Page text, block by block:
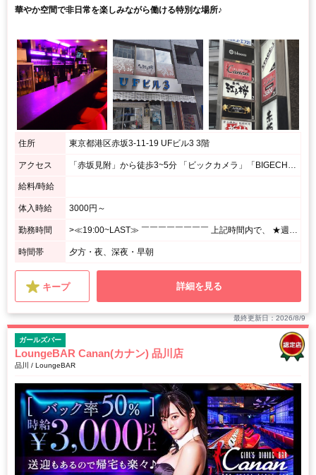
華やか空間で非日常を楽しみながら働ける特別な場所♪
住所 東京都港区赤坂3-11-19 UFビル3 3階
アクセス 「赤坂見附」から徒歩3~5分 「ビックカメラ」「BIGECHO」を直進 「カラオケ館」を左折し「赤坂みすじ通り」を直進 「UF3」というビルの3階です 「赤坂駅」出口1から3~5分 Y字路にある「カラオケ館」を右折 「センチュリオンホテル」を左折し直進 「UF3」というビルの3階です
給料/時給
体入時給 3000円～
勤務時間 >≪19:00~LAST≫ ￣￣￣￣￣￣￣￣ 上記時間内で、 ★週1日、1日3h~OK! <あなたのペースで勤務OK♪> ⌒⌒⌒⌒⌒⌒⌒⌒⌒⌒⌒⌒⌒⌒⌒⌒⌒⌒⌒ 月1回の出勤でもシフト調整OK! シフトの融通がきくので、 プライベート優先で無理せずに働けます☆
時間帯 夕方・夜、深夜・早朝
キープ 詳細を見る
最終更新日：2026/8/9
ガールズバー
LoungeBAR Canan(カナン) 品川店
品川 / LoungeBAR